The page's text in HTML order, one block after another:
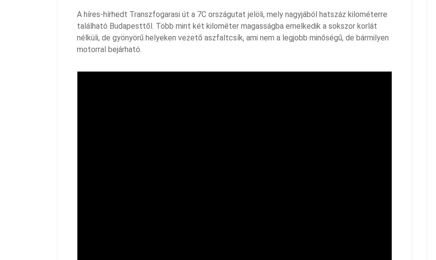
A híres-hírhedt Transzfogarasi út a 7C országutat jelöli, mely nagyjából hatszáz kilométerre
található Budapesttől. Több mint két kilométer magasságba emelkedik a sokszor korlát
nélküli, de gyönyörű helyeken vezető aszfaltcsík, ami nem a legjobb minőségű, de bármilyen
motorral bejárható.